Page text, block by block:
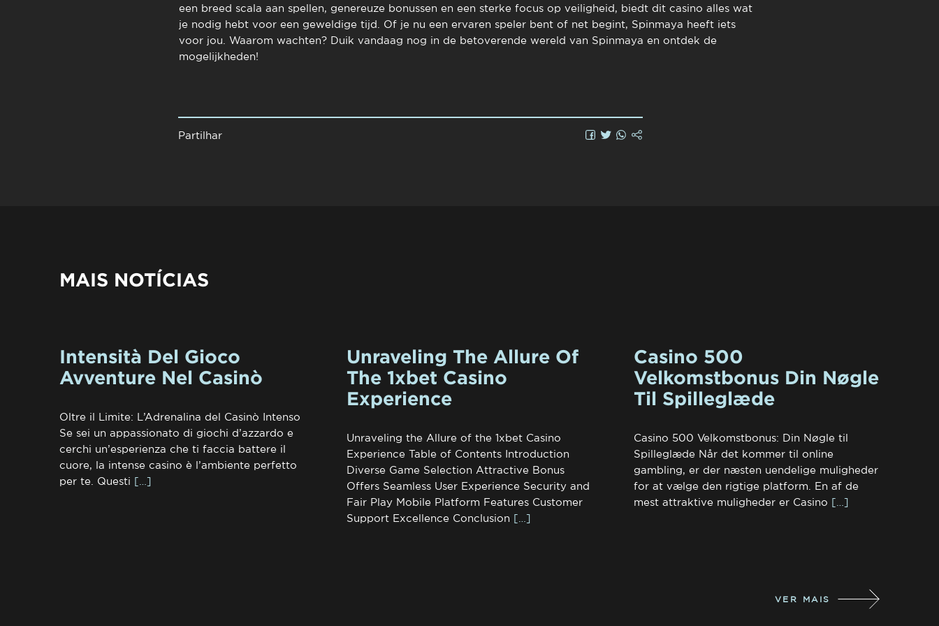
een breed scala aan spellen, genereuze bonussen en een sterke focus op veiligheid, biedt dit casino alles wat
je nodig hebt voor een geweldige tijd. Of je nu een ervaren speler bent of net begint, Spinmaya heeft iets
voor jou. Waarom wachten? Duik vandaag nog in de betoverende wereld van Spinmaya en ontdek de
mogelijkheden!
Partilhar
MAIS NOTÍCIAS
Intensità Del Gioco
Avventure Nel Casinò
Oltre il Limite: L’Adrenalina del Casinò Intenso
Se sei un appassionato di giochi d’azzardo e
cerchi un’esperienza che ti faccia battere il
cuore, la intense casino è l’ambiente perfetto
per te. Questi […]
Unraveling The Allure Of
The 1xbet Casino
Experience
Unraveling the Allure of the 1xbet Casino
Experience Table of Contents Introduction
Diverse Game Selection Attractive Bonus
Offers Seamless User Experience Security and
Fair Play Mobile Platform Features Customer
Support Excellence Conclusion […]
Casino 500
Velkomstbonus Din Nøgle
Til Spilleglæde
Casino 500 Velkomstbonus: Din Nøgle til
Spilleglæde Når det kommer til online
gambling, er der næsten uendelige muligheder
for at vælge den rigtige platform. En af de
mest attraktive muligheder er Casino […]
VER MAIS